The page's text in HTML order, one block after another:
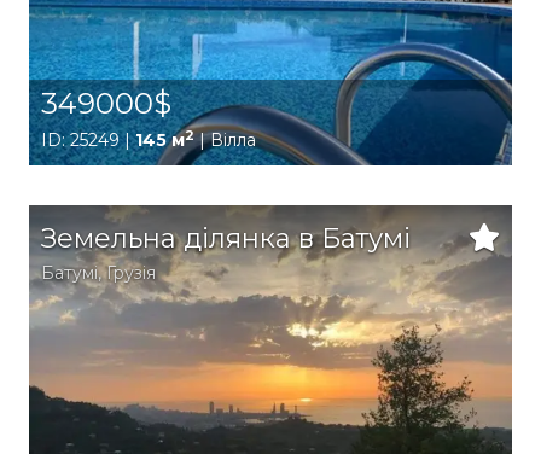
349000$
ID: 25249 |145 м2| Вілла
Земельна ділянка в Батумі
Батумі,Грузія